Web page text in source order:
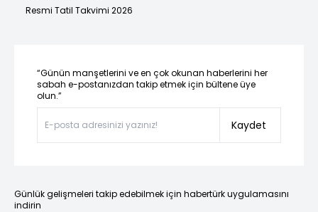
Resmi Tatil Takvimi 2026
“Günün manşetlerini ve en çok okunan haberlerini her
sabah e-postanızdan takip etmek için bültene üye
olun.”
Kaydet
Günlük gelişmeleri takip edebilmek için habertürk uygulamasını
indirin